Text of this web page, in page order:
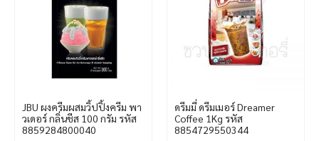
JBU ผงครีมผสมวิ้ปปิ้งครีม พา
วเดอร์ กลิ่นชีส 100 กรัม รหัส
8859284800040
ดรีมมี่ ดรีมเมอร์ Dreamer
Coffee 1Kg รหัส
8854729550344